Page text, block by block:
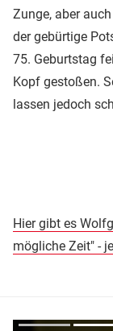
Zunge, aber
der gebürtige
75. Geburtstag
Kopf gestoßen.
lassen jedoch
Hier gibt es
mögliche Zeit" -